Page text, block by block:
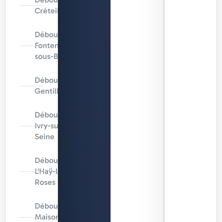
Créteil
Débouchage
Fontenay-
sous-Bois
Débouchage
Gentilly
Débouchage
Ivry-sur-
Seine
Débouchage
L'Haÿ-les-
Roses
Débouchage
Maisons-